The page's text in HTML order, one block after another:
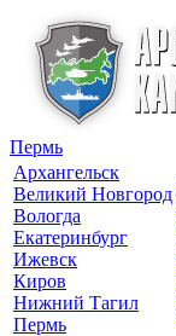
Пермь
Архангельск
Великий Новгород
Вологда
Екатеринбург
Ижевск
Киров
Нижний Тагил
Пермь